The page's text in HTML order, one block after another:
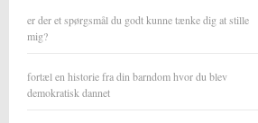
er der et spørgsmål du godt kunne tænke dig at stille
mig?
fortæl en historie fra din barndom hvor du blev
demokratisk dannet